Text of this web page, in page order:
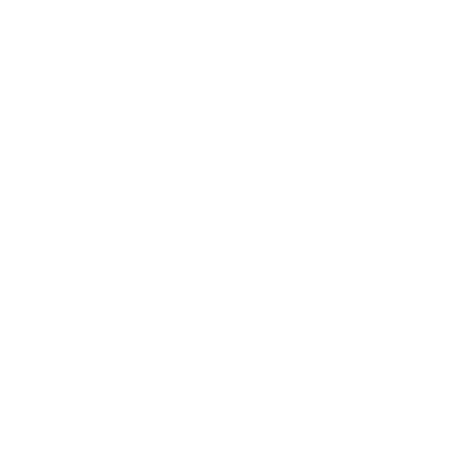
Encuentra una amplia variedad de productos de Banquetas en Sodimac.